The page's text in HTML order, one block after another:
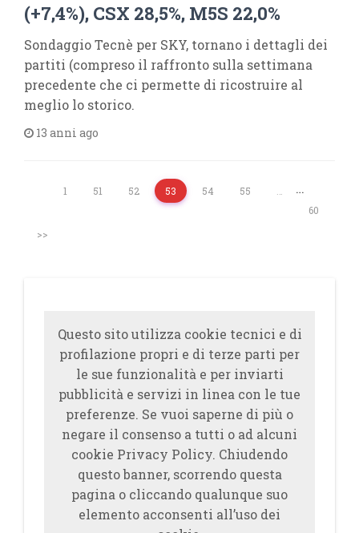
(+7,4%), CSX 28,5%, M5S 22,0%
Sondaggio Tecnè per SKY, tornano i dettagli dei
partiti (compreso il raffronto sulla settimana
precedente che ci permette di ricostruire al
meglio lo storico.
13 anni ago
1 …
51 52 53 54 55
60
>>
Questo sito utilizza cookie tecnici e di
profilazione propri e di terze parti per
le sue funzionalità e per inviarti
pubblicità e servizi in linea con le tue
preferenze. Se vuoi saperne di più o
negare il consenso a tutti o ad alcuni
cookie Privacy Policy. Chiudendo
questo banner, scorrendo questa
pagina o cliccando qualunque suo
elemento acconsenti all’uso dei